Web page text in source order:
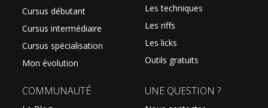
Cursus débutant
Cursus intermédiaire
Cursus spécialisation
Mon évolution
Les techniques
Les riffs
Les licks
Outils gratuits
COMMUNAUTÉ UNE QUESTION ?